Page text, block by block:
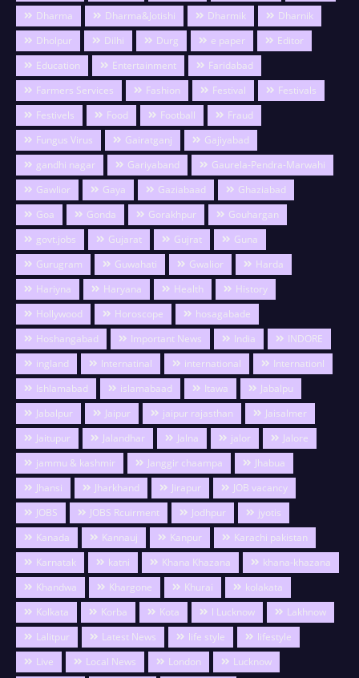
Dharma
Dharma&Jotishi Dharmik
Dharnik
Dholpur
Dilhi Durg e paper
Editor
Education
Entertainment
Faridabad
Farmers Services
Fashion Festival
Festivals
Festivels
Food Football
Fraud
Fungus Virus
Gairatganj
Gajiyabad
gandhi nagar
Gariyaband
Gaurela-Pendra-Marwahi
Gawlior
Gaya Gaziabaad
Ghaziabad
Goa
Gonda Gorakhpur
Gouhargan
govt.jobs
Gujarat Gujrat
Guna
Gurugram
Guwahati Gwalior
Harda
Hariyna
Haryana Health
History
Hollywood
Horoscope
hosagabade
Hoshangabad
Important News India
INDORE
ingland
Internatinal international
Internationl
Ishlamabad
islamabaad Itawa
Jabalpu
Jabalpur
Jaipur jaipur rajasthan
Jaisalmer
Jaitupur
Jalandhar Jalna jalor
Jalore
jammu & kashmir
Janggir chaampa
Jhabua
Jhansi
Jharkhand Jirapur
JOB vacancy
JOBS
JOBS Rcuirment Jodhpur
jyotis
Kanada
Kannauj Kanpur
Karachi pakistan
Karnatak
katni Khana Khazana
khana-khazana
Khandwa
Khargone Khurai
kolakata
Kolkata
Korba Kota l Lucknow
Lakhnow
Lalitpur
Latest News life style
lifestyle
Live
Local News London
Lucknow